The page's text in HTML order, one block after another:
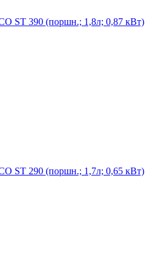
ST 390 (поршн.; 1,8л; 0,87 кВт)
ST 290 (поршн.; 1,7л; 0,65 кВт)